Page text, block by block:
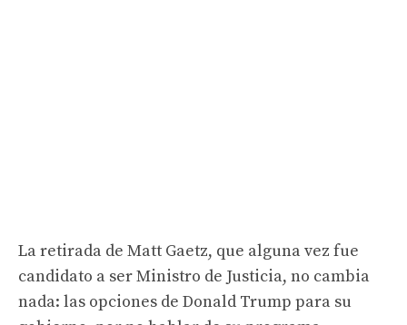
La retirada de Matt Gaetz, que alguna vez fue
candidato a ser Ministro de Justicia, no cambia
nada: las opciones de Donald Trump para su